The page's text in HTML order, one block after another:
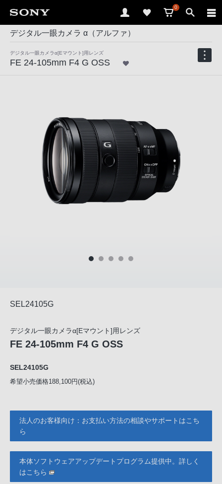
0
デジタル一眼カメラ α（アルファ）
デジタル一眼カメラα[Eマウント]用レンズ
FE 24-105mm F4 G OSS
SEL24105G
デジタル一眼カメラα[Eマウント]用レンズ
FE 24-105mm F4 G OSS
SEL24105G
希望小売価格188,100円(税込)
法人のお客様向け：お支払い方法の相談やサポートはこち
ら
本体ソフトウェアアップデートプログラム提供中。詳しく
はこちら